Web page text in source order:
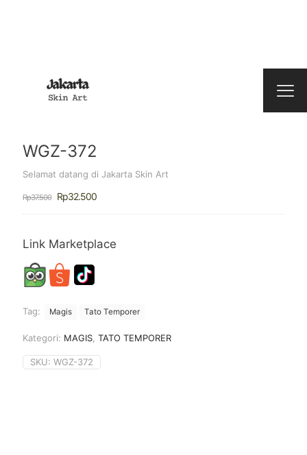
WGZ-372
Selamat datang di Jakarta Skin Art
Rp37.500
Harga
adalah:
Rp32.500Harga
ini
Rp32.500.
Link Marketplace
Tag: Magis Tato Temporer
Kategori: MAGIS TATO TEMPORER
SKU: WGZ-372